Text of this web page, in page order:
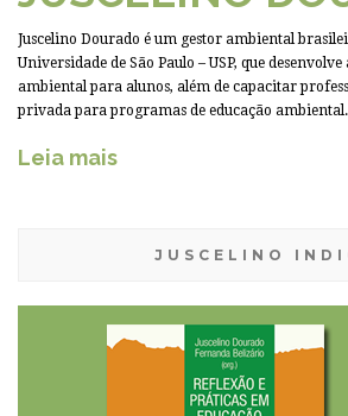
Juscelino Dourado é um gestor ambiental
Universidade de São Paulo – USP, que desenvolve
ambiental para alunos, além de capacitar
privada para programas de educação ambiental.
Leia mais
JUSCELINO